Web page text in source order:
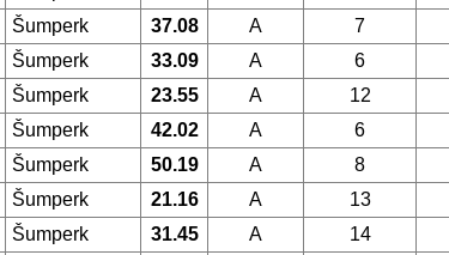
Šumperk 37.08 A 7
Šumperk 33.09 A 6
Šumperk 23.55 A 12
Šumperk 42.02 A 6
Šumperk 50.19 A 8
Šumperk 21.16 A 13
Šumperk 31.45 A 14